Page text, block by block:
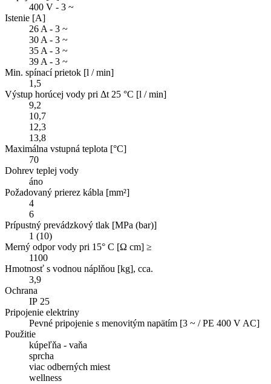
400 V - 3 ~
Istenie [A]
26 A - 3 ~
30 A - 3 ~
35 A - 3 ~
39 A - 3 ~
Min. spínací prietok [l / min]
1,5
Výstup horúcej vody pri Δt 25 °C [l / min]
9,2
10,7
12,3
13,8
Maximálna vstupná teplota [°C]
70
Dohrev teplej vody
áno
Požadovaný prierez kábla [mm²]
4
6
Prípustný prevádzkový tlak [MPa (bar)]
1 (10)
Merný odpor vody pri 15° C [Ω cm] ≥
1100
Hmotnosť s vodnou náplňou [kg], cca.
3,9
Ochrana
IP 25
Pripojenie elektriny
Pevné pripojenie s menovitým napätím [3 ~ / PE 400 V AC]
Použitie
kúpeľňa - vaňa
sprcha
viac odberných miest
wellness